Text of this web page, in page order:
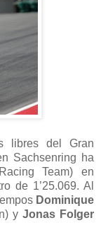
libres del Gran
Sachsenring ha
Team) en
de 1’25.069. Al
Dominique
y Jonas Folger